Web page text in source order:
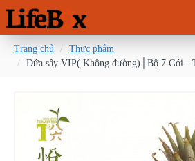
Trang chủ
Thực phẩm
Dứa sấy VIP( Không đường)│Bộ 7 Gói -